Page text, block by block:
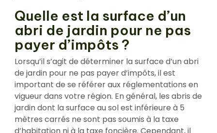
Quelle est la surface d’un
abri de jardin pour ne pas
payer d’impôts ?
Lorsqu’il s’agit de déterminer la surface d’un abri
de jardin pour ne pas payer d’impôts, il est
important de se référer aux réglementations en
vigueur dans votre région. En général, les abris de
jardin dont la surface au sol est inférieure à 5
mètres carrés ne sont pas soumis à la taxe